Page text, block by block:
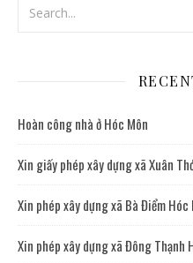
Hoàn công nhà ở Hóc Môn
Xin giấy phép xây dựng xã Xuân
Xin phép xây dựng xã Bà Điểm Hóc
Xin phép xây dựng xã Đông Thạnh